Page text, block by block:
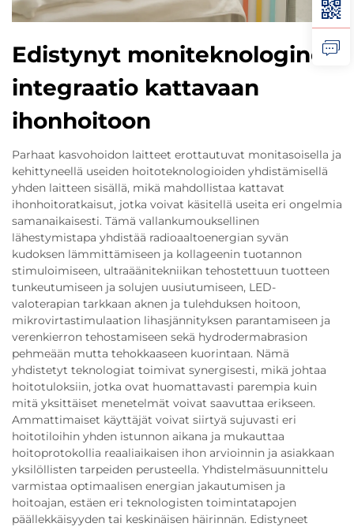
Edistynyt moniteknologinen
integraatio kattavaan
ihonhoitoon
Parhaat kasvohoidon laitteet erottautuvat monitasoisella ja
kehittyneellä useiden hoitoteknologioiden yhdistämisellä
yhden laitteen sisällä, mikä mahdollistaa kattavat
ihonhoitoratkaisut, jotka voivat käsitellä useita eri ongelmia
samanaikaisesti. Tämä vallankumouksellinen
lähestymistapa yhdistää radioaaltoenergian syvän
kudoksen lämmittämiseen ja kollageenin tuotannon
stimuloimiseen, ultraäänitekniikan tehostettuun tuotteen
tunkeutumiseen ja solujen uusiutumiseen, LED-
valoterapian tarkkaan aknen ja tulehduksen hoitoon,
mikrovirtastimulaation lihasjännityksen parantamiseen ja
verenkierron tehostamiseen sekä hydrodermabrasion
pehmeään mutta tehokkaaseen kuorintaan. Nämä
yhdistetyt teknologiat toimivat synergisesti, mikä johtaa
hoitotuloksiin, jotka ovat huomattavasti parempia kuin
mitä yksittäiset menetelmät voivat saavuttaa erikseen.
Ammattimaiset käyttäjät voivat siirtyä sujuvasti eri
hoitotiloihin yhden istunnon aikana ja mukauttaa
hoitoprotokollia reaaliaikaisen ihon arvioinnin ja asiakkaan
yksilöllisten tarpeiden perusteella. Yhdistelmäsuunnittelu
varmistaa optimaalisen energian jakautumisen ja
hoitoajan, estäen eri teknologisten toimintatapojen
päällekkäisyyden tai keskinäisen häirinnän. Edistyneet